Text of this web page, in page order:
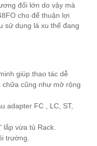
đối lớn do vậy mà
cho để thuận lợi
sử dụng là xu thế đang
giúp thao tác dễ
cũng như mở rộng
adapter FC , LC, ST,
vừa tủ Rack.
trường.